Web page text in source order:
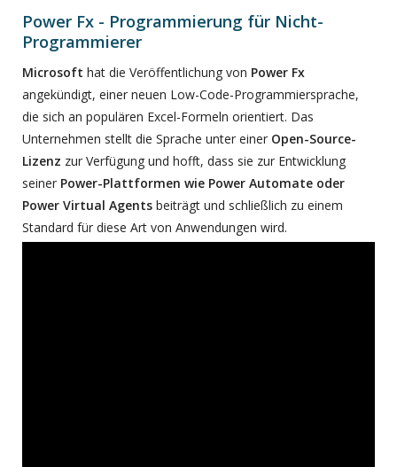
Power Fx - Programmierung für Nicht-
Programmierer
Microsoft hat die Veröffentlichung von Power Fx
angekündigt, einer neuen Low-Code-Programmiersprache,
die sich an populären Excel-Formeln orientiert. Das
Unternehmen stellt die Sprache unter einer Open-Source-
Lizenz zur Verfügung und hofft, dass sie zur Entwicklung
seiner Power-Plattformen wie Power Automate oder
Power Virtual Agents beiträgt und schließlich zu einem
Standard für diese Art von Anwendungen wird.